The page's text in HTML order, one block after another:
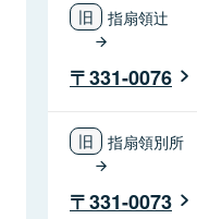
指扇領辻
331-0076
指扇領別所
331-0073